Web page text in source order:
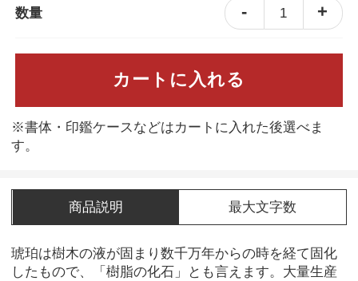
数量 - 1 +
カートに入れる
※書体・印鑑ケースなどはカートに入れた後選べま
す。
商品説明 最大文字数
琥珀は樹木の液が固まり数千万年からの時を経て固化
したもので、「樹脂の化石」とも言えます。大量生産